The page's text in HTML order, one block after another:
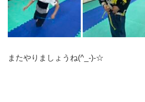
またやりましょうね(^_-)-☆